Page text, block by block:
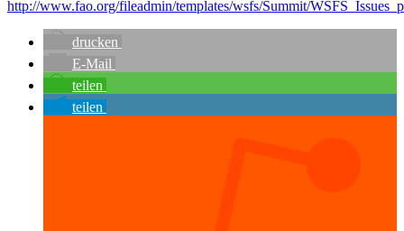
http://www.fao.org/fileadmin/templates/wsfs/Summit/
drucken
E-Mail
teilen
teilen